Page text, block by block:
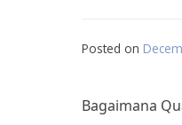
Posted on
Bagaimana